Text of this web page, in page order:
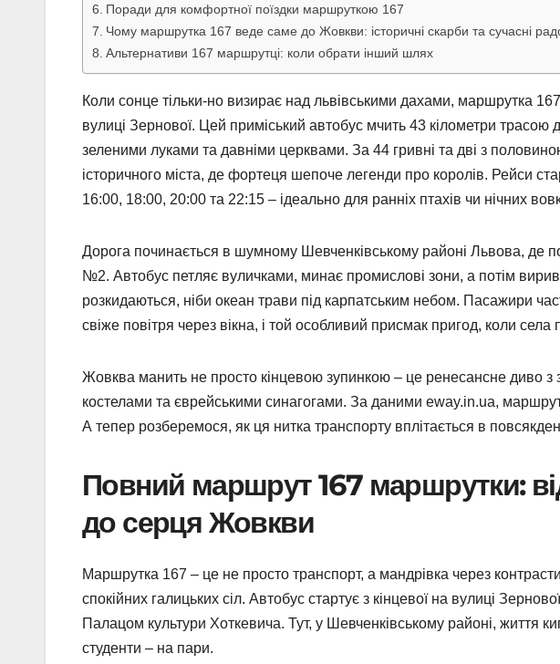
Поради для комфортної поїздки маршруткою 167
Чому маршрутка 167 веде саме до Жовкви: історичні скарби та сучасні
Альтернативи 167 маршрутці: коли обрати інший шлях
Коли сонце тільки-но визирає над львівськими дахами, маршрутка
вулиці Зернової. Цей приміський автобус мчить 43 кілометри
зеленими луками та давніми церквами. За 44 гривні та дві з
історичного міста, де фортеця шепоче легенди про королів. Рейси
16:00, 18:00, 20:00 та 22:15 – ідеально для ранніх птахів чи нічних
Дорога починається в шумному Шевченківському районі Львова, де
№2. Автобус петляє вуличками, минає промислові зони, а потім
розкидаються, ніби океан трави під карпатським небом. Пасажири
свіже повітря через вікна, і той особливий присмак пригод, коли села
Жовква манить не просто кінцевою зупинкою – це ренесансне диво
костелами та єврейськими синагогами. За даними eway.in.ua, маршрут
А тепер розберемося, як ця нитка транспорту вплітається в
Повний маршрут 167 маршрутки:
до серця Жовкви
Маршрутка 167 – це не просто транспорт, а мандрівка через
спокійних галицьких сіл. Автобус стартує з кінцевої на вулиці
Палацом культури Хоткевича. Тут, у Шевченківському районі, життя
студенти – на пари.